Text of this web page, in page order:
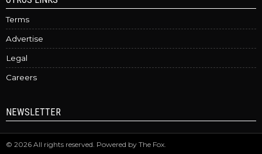
Terms
Advertise
Legal
Careers
NEWSLETTER
© 2026 All rights reserved. Powered by The Fox.